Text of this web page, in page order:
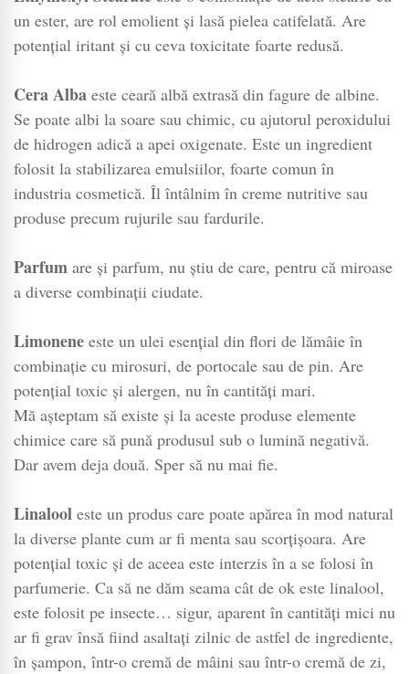
un ester, are rol emolient și lasă pielea catifelată. Are
potențial iritant și cu ceva toxicitate foarte redusă.
Cera Alba este ceară albă extrasă din fagure de albine.
Se poate albi la soare sau chimic, cu ajutorul peroxidului
de hidrogen adică a apei oxigenate. Este un ingredient
folosit la stabilizarea emulsiilor, foarte comun în
industria cosmetică. Îl întâlnim în creme nutritive sau
produse precum rujurile sau fardurile.
Parfum are și parfum, nu știu de care, pentru că miroase
a diverse combinații ciudate.
Limonene este un ulei esențial din flori de lămâie în
combinație cu mirosuri, de portocale sau de pin. Are
potențial toxic și alergen, nu în cantități mari.
Mă așteptam să existe și la aceste produse elemente
chimice care să pună produsul sub o lumină negativă.
Dar avem deja două. Sper să nu mai fie.
Linalool este un produs care poate apărea în mod natural
la diverse plante cum ar fi menta sau scorțișoara. Are
potențial toxic și de aceea este interzis în a se folosi în
parfumerie. Ca să ne dăm seama cât de ok este linalool,
este folosit pe insecte… sigur, aparent în cantități mici nu
ar fi grav însă fiind asaltați zilnic de astfel de ingrediente,
în șampon, într-o cremă de mâini sau într-o cremă de zi,